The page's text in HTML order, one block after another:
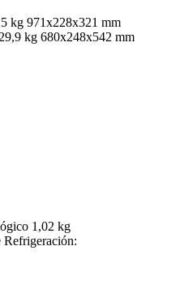
kg 971x228x321 mm
kg 680x248x542 mm
1,02 kg
Refrigeración: